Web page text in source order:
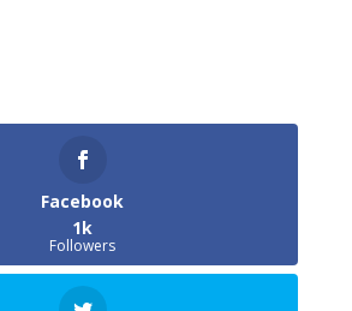
Facebook
1k
Followers